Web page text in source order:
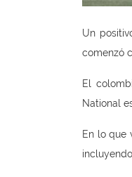
Un
comenzó
El
National
En lo que